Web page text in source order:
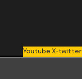
YoutubeX-twitter